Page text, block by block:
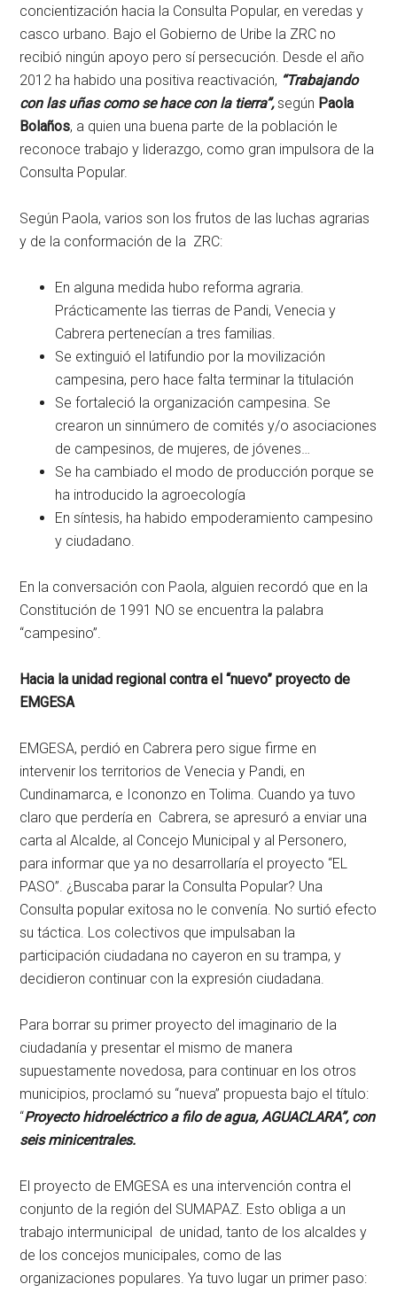
concientización hacia la Consulta Popular, en veredas y
casco urbano. Bajo el Gobierno de Uribe la ZRC no
recibió ningún apoyo pero sí persecución. Desde el año
2012 ha habido una positiva reactivación, “Trabajando
con las uñas como se hace con la tierra”,según Paola
Bolaños, a quien una buena parte de la población le
reconoce trabajo y liderazgo, como gran impulsora de la
Consulta Popular.
Según Paola, varios son los frutos de las luchas agrarias
y de la conformación de la ZRC:
En alguna medida hubo reforma agraria.
Prácticamente las tierras de Pandi, Venecia y
Cabrera pertenecían a tres familias.
Se extinguió el latifundio por la movilización
campesina, pero hace falta terminar la titulación
Se fortaleció la organización campesina. Se
crearon un sinnúmero de comités y/o asociaciones
de campesinos, de mujeres, de jóvenes…
Se ha cambiado el modo de producción porque se
ha introducido la agroecología
En síntesis, ha habido empoderamiento campesino
y ciudadano.
En la conversación con Paola, alguien recordó que en la
Constitución de 1991 NO se encuentra la palabra
“campesino”.
Hacia la unidad regional contra el “nuevo” proyecto de
EMGESA
EMGESA, perdió en Cabrera pero sigue firme en
intervenir los territorios de Venecia y Pandi, en
Cundinamarca, e Icononzo en Tolima. Cuando ya tuvo
claro que perdería en Cabrera, se apresuró a enviar una
carta al Alcalde, al Concejo Municipal y al Personero,
para informar que ya no desarrollaría el proyecto “EL
PASO”. ¿Buscaba parar la Consulta Popular? Una
Consulta popular exitosa no le convenía. No surtió efecto
su táctica. Los colectivos que impulsaban la
participación ciudadana no cayeron en su trampa, y
decidieron continuar con la expresión ciudadana.
Para borrar su primer proyecto del imaginario de la
ciudadanía y presentar el mismo de manera
supuestamente novedosa, para continuar en los otros
municipios, proclamó su “nueva” propuesta bajo el título:
“Proyecto hidroeléctrico a filo de agua, AGUACLARA”, con
seis minicentrales.
El proyecto de EMGESA es una intervención contra el
conjunto de la región del SUMAPAZ. Esto obliga a un
trabajo intermunicipal de unidad, tanto de los alcaldes y
de los concejos municipales, como de las
organizaciones populares. Ya tuvo lugar un primer paso: